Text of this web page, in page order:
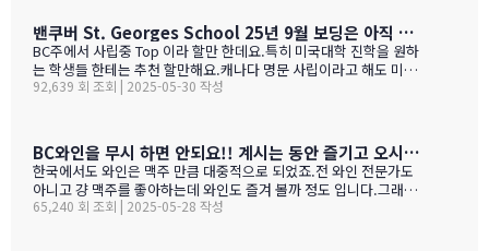
고등학교의 경우 (9개 지표):평균 시험 점수 (Average exam mark)
졸업률 (Diploma completion rate)학생당 이수 과목 수 (Courses
taken per student)진급 지연율 (Delayed advancement rate)
시험 낙제율 (Percentage of exams failed)학교 vs 시험 점수 차
이 (School vs. exam mark difference) 7-9. 성별 격차 지표 3개
밴쿠버 St. Georges School 25년 9월 보딩은 아직 자리가 있다고 하네요.
BC주에서 사립중 Top 이라 할만 한데요.특히 미국대학 진학을 원하
는 학생들 한테는 추천 할만해요.캐나다 명문 사립이라고 해도 미국
대학 진학은 그저그런 학교도 많거던요.이학교가 하여간 학비+보딩
ent TuitionCanadian Students$73,500American / Mexican / or
Non-Resident Canadian Students$84,000International Stude
nts$99,500
92,639 회 조회 | 2025-05-30 작성
BC와인을 무시 하면 안되요!! 계시는 동안 즐기고 오시기를 바랍니다. (밴쿠버에서 소주는 얼마?)
한국에서도 와인은 맥주 만큼 대중적으로 되었죠.전 와인 전문가도
아니고 걍 맥주를 좋아하는데 와인도 즐겨 볼까 정도 입니다.그래도
와인을 이것 저것 10년넘게 먹다 보니 캐나다, 미국 와인이 유럽산 대
65,240 회 조회 | 2025-05-28 작성